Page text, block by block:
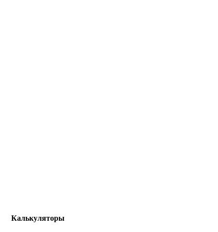
Калькуляторы